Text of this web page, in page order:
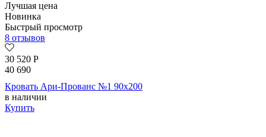
Лучшая цена
Новинка
Быстрый просмотр
8 отзывов
30 520 Р
40 690
Кровать Ари-Прованс №1 90х200
в наличии
Купить